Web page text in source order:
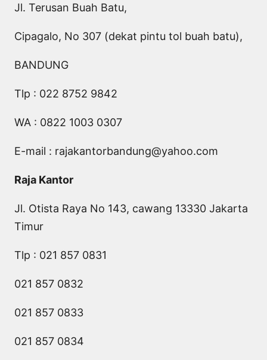
Jl. Terusan Buah Batu,
Cipagalo, No 307 (dekat pintu tol buah batu),
BANDUNG
Tlp : 022 8752 9842
WA : 0822 1003 0307
E-mail : rajakantorbandung@yahoo.com
Raja Kantor
Jl. Otista Raya No 143, cawang 13330 Jakarta
Timur
Tlp : 021 857 0831
021 857 0832
021 857 0833
021 857 0834